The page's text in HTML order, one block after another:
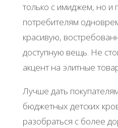
только с имиджем, но и
потребителям
красивую,
доступную вещь. Не
акцент на элитные
Лучше дать
бюджетных детских
разобраться с более